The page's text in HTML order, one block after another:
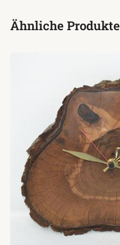
Ähnliche Produkte